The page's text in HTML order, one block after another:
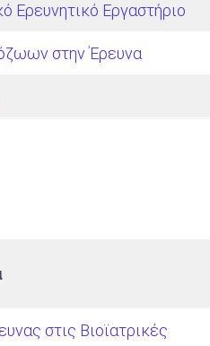
Ερευνητικό Εργαστήριο
στην Έρευνα
στις Βιοϊατρικές